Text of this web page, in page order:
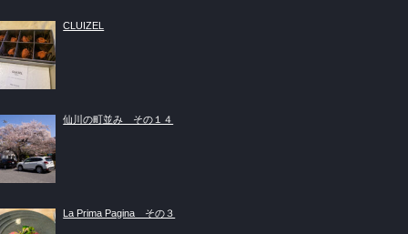
CLUIZEL
仙川の町並み その１４
La Prima Pagina その３